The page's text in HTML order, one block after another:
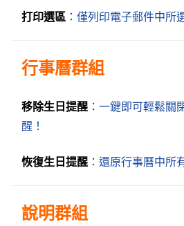
打印選區 ：僅列印電子郵件中所
行事曆群組
移除生日提醒 ：一鍵即可輕鬆關
醒！
恢復生日提醒 ：還原行事曆中所
說明群組